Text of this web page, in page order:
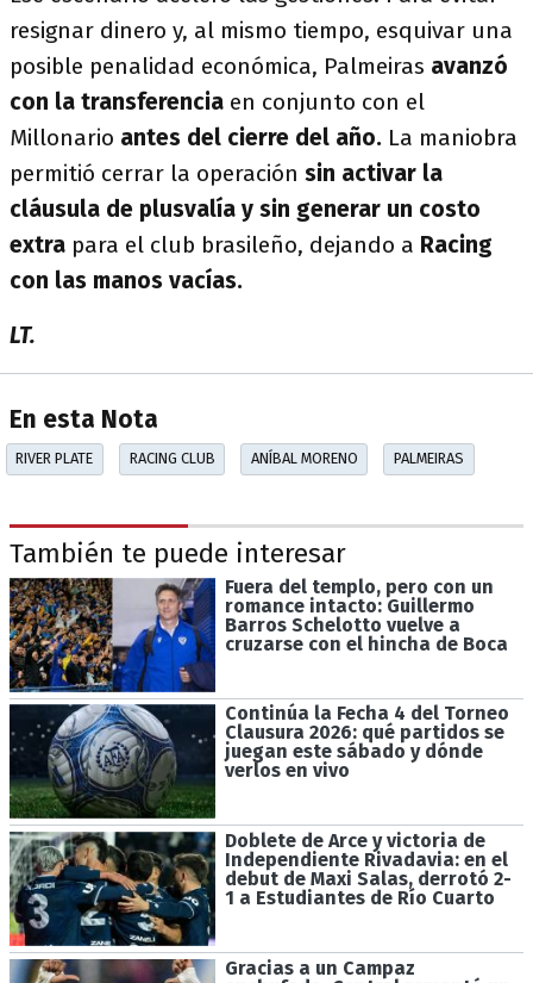
resignar dinero y, al mismo tiempo, esquivar una
posible penalidad económica, Palmeiras avanzó
con la transferencia en conjunto con el
Millonario antes del cierre del año. La maniobra
permitió cerrar la operación sin activar la
cláusula de plusvalía y sin generar un costo
extra para el club brasileño, dejando a Racing
con las manos vacías.
LT.
En esta Nota
RIVER PLATE RACING CLUB ANÍBAL MORENO PALMEIRAS
También te puede interesar
Fuera del templo, pero con un
romance intacto: Guillermo
Barros Schelotto vuelve a
cruzarse con el hincha de Boca
Continúa la Fecha 4 del Torneo
Clausura 2026: qué partidos se
juegan este sábado y dónde
verlos en vivo
Doblete de Arce y victoria de
Independiente Rivadavia: en el
debut de Maxi Salas, derrotó 2-
1 a Estudiantes de Río Cuarto
Gracias a un Campaz